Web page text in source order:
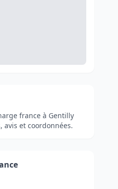
france à Gentilly
avis et coordonnées.